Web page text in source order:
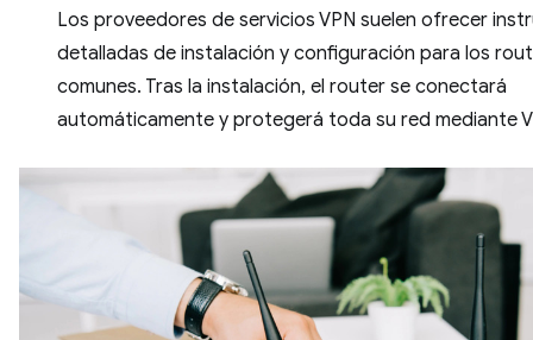
Los proveedores de servicios VPN suelen ofrecer
detalladas de instalación y configuración para los
comunes. Tras la instalación, el router se conectará
automáticamente y protegerá toda su red mediante